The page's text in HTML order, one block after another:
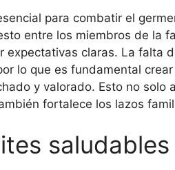
para combatir el
entre los miembros de la
expectativas claras. La falta
lo que es fundamental
y valorado. Esto no solo
fortalece los lazos
saludables